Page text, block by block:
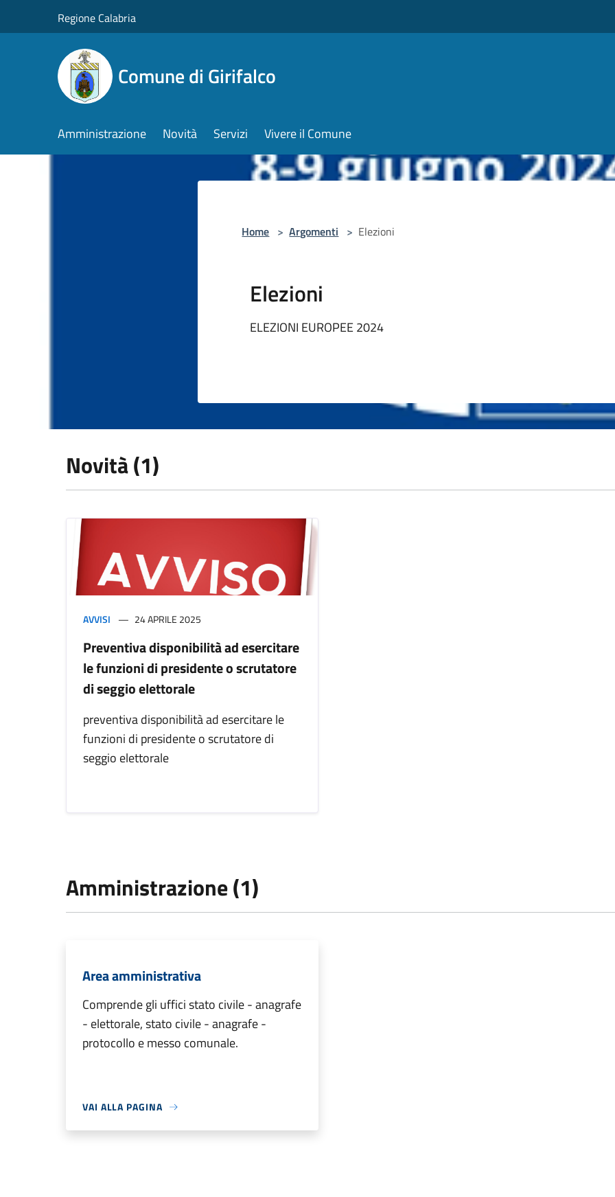
Regione Calabria
Comune di Girifalco
Amministrazione Novità Servizi Vivere il Comune
Home > Argomenti > Elezioni
Elezioni
ELEZIONI EUROPEE 2024
Novità (1)
AVVISI 24 APRILE 2025
Preventiva disponibilità ad esercitare
le funzioni di presidente o scrutatore
di seggio elettorale
preventiva disponibilità ad esercitare le
funzioni di presidente o scrutatore di
seggio elettorale
Amministrazione (1)
Area amministrativa
Comprende gli uffici stato civile - anagrafe
- elettorale, stato civile - anagrafe -
protocollo e messo comunale.
VAI ALLA PAGINA